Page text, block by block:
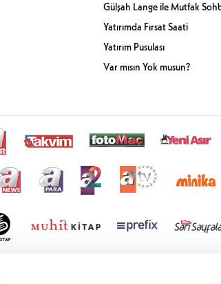
Gülşah Lange ile Mutfak
Yatırımda Fırsat Saati
Yatırım Pusulası
Var mısın Yok musun?